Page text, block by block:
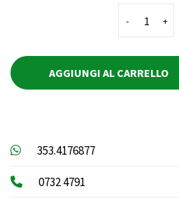
- +
AGGIUNGI AL CARRELLO
Whatsapp
353.4176877
Telefono
0732 4791